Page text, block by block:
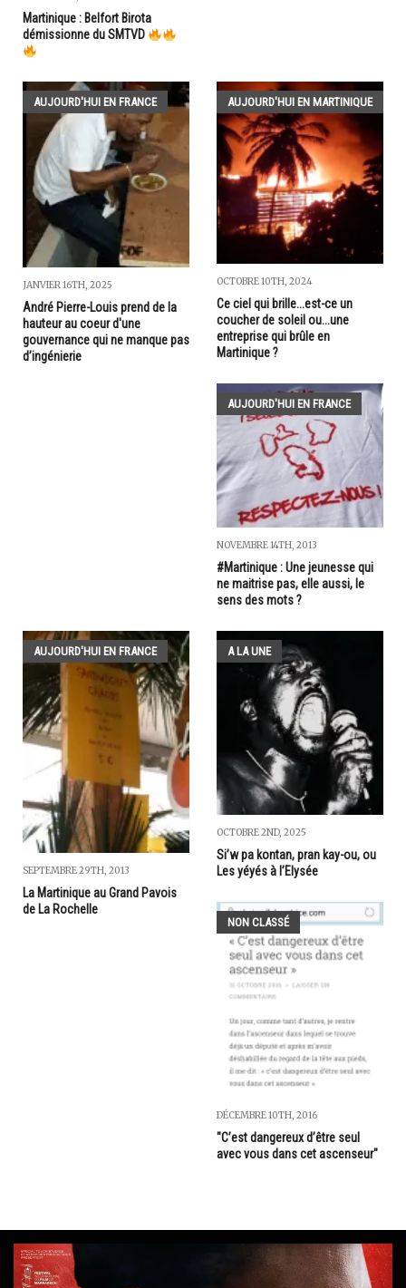
Martinique : Belfort Birota
démissionne du SMTVD
AUJOURD'HUI EN FRANCE
JANVIER 16TH, 2025
André Pierre-Louis prend de la
hauteur au coeur d'une
gouvernance qui ne manque pas
d’ingénierie
AUJOURD'HUI EN MARTINIQUE
OCTOBRE 10TH, 2024
Ce ciel qui brille...est-ce un
coucher de soleil ou...une
entreprise qui brûle en
Martinique ?
AUJOURD'HUI EN FRANCE
NOVEMBRE 14TH, 2013
#Martinique : Une jeunesse qui
ne maitrise pas, elle aussi, le
sens des mots ?
AUJOURD'HUI EN FRANCE
SEPTEMBRE 29TH, 2013
La Martinique au Grand Pavois
de La Rochelle
A LA UNE
OCTOBRE 2ND, 2025
Si’w pa kontan, pran kay-ou, ou
Les yéyés à l’Elysée
NON CLASSÉ
DÉCEMBRE 10TH, 2016
"C’est dangereux d’être seul
avec vous dans cet ascenseur"